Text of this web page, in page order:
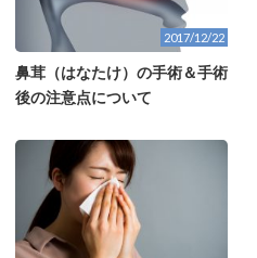
2017/12/22
鼻茸（はなたけ）の手術＆手術
後の注意点について